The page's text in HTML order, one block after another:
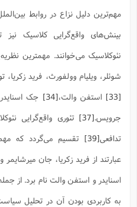
مهم‌ترین دلیل نزاع در روابط
بینش‌های واقع‌گرایی کلاسیک نیز
نئوکلاسیک می‌خوانند. مهمترین
شوئلر، ویلیام وولفورث، فرید
استفن والت،[34] جک اسنایدر،
جرویس.[37] تئوری واقع‌گرایی
تدافعی[39]
تقسیم می‌گردد که
عبارتند از فرید زکریا، جان
اسنایدر و استفن والت نام برد. از
به کاربردی بودن آن در تحلیل